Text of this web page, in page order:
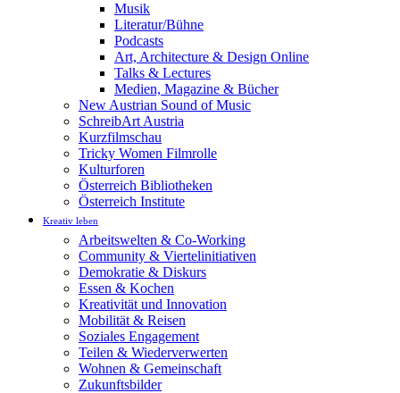
Musik
Literatur/Bühne
Podcasts
Art, Architecture & Design Online
Talks & Lectures
Medien, Magazine & Bücher
New Austrian Sound of Music
SchreibArt Austria
Kurzfilmschau
Tricky Women Filmrolle
Kulturforen
Österreich Bibliotheken
Österreich Institute
Kreativ leben
Arbeitswelten & Co-Working
Community & Viertelinitiativen
Demokratie & Diskurs
Essen & Kochen
Kreativität und Innovation
Mobilität & Reisen
Soziales Engagement
Teilen & Wiederverwerten
Wohnen & Gemeinschaft
Zukunftsbilder